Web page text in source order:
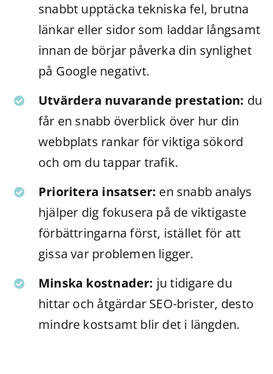
snabbt upptäcka tekniska fel, brutna
länkar eller sidor som laddar långsamt
innan de börjar påverka din synlighet
på Google negativt.
Utvärdera nuvarande prestation: du
får en snabb överblick över hur din
webbplats rankar för viktiga sökord
och om du tappar trafik.
Prioritera insatser: en snabb analys
hjälper dig fokusera på de viktigaste
förbättringarna först, istället för att
gissa var problemen ligger.
Minska kostnader: ju tidigare du
hittar och åtgärdar SEO-brister, desto
mindre kostsamt blir det i längden.